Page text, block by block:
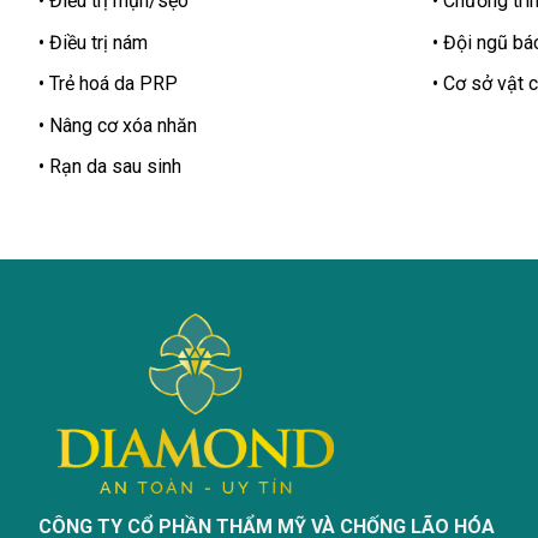
Điều trị nám
Trẻ hoá da PRP
Nâng cơ xóa nhăn
Rạn da sau sinh
Đội ngũ
Cơ sở vật
CÔNG TY CỔ PHẦN THẨM MỸ VÀ CHỐNG LÃO HÓA